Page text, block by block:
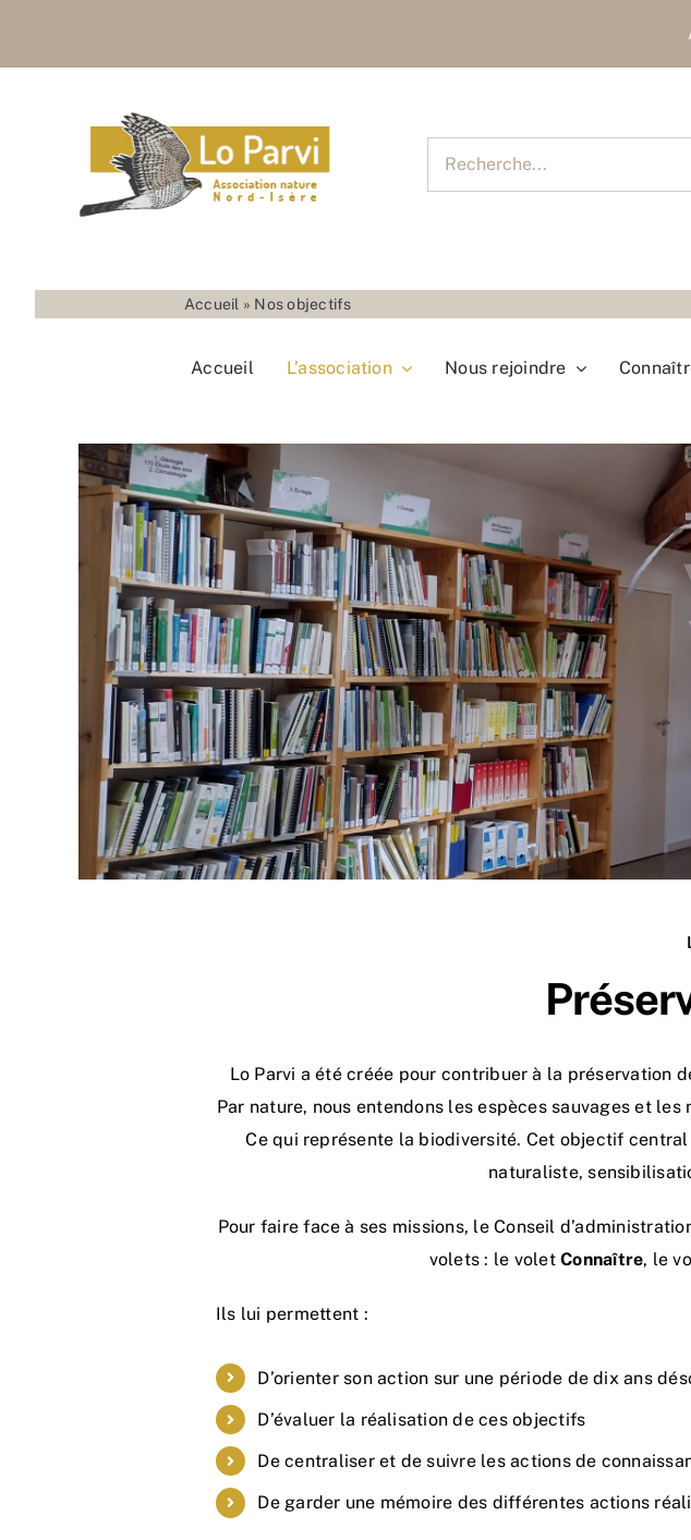
Rechercher
Accueil » Nos objectifs
Accueil L’association Nous rejoindre
Lo Parvi a été créée pour contribuer à la préservation
Par nature, nous entendons les espèces sauvages et
Ce qui représente la biodiversité. Cet objectif
naturaliste,
Pour faire face à ses missions, le Conseil
volets : le voletConnaître, le
Ils lui permettent :
D’orienter son action sur une période de dix ans
D’évaluer la réalisation de ces objectifs
De centraliser et de suivre les actions de
De garder une mémoire des différentes actions